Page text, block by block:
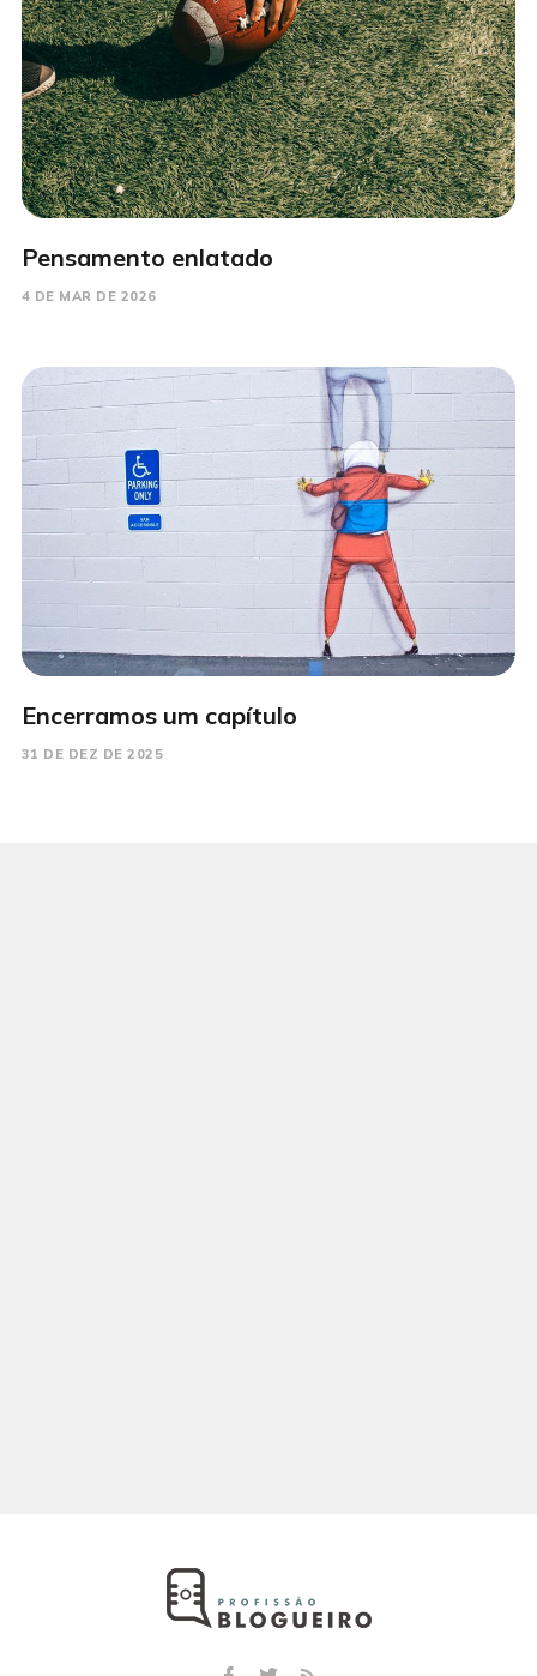
Pensamento enlatado
4 DE MAR DE 2026
Encerramos um capítulo
31 DE DEZ DE 2025